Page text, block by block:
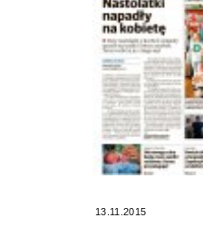
13.11.2015